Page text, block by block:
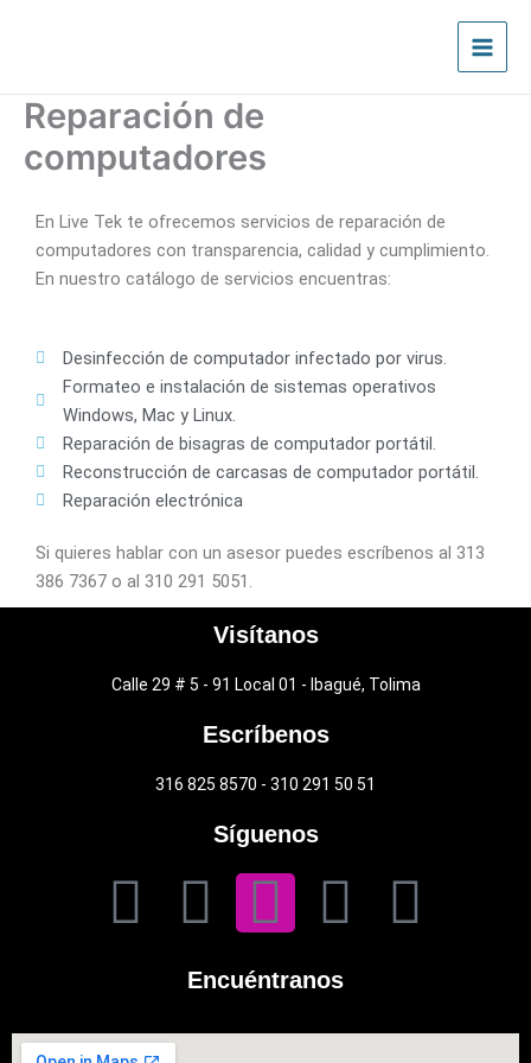
Reparación de
computadores
En Live Tek te ofrecemos servicios de reparación de
computadores con transparencia, calidad y cumplimiento.
En nuestro catálogo de servicios encuentras:
Desinfección de computador infectado por virus.
Formateo e instalación de sistemas operativos
Windows, Mac y Linux.
Reparación de bisagras de computador portátil.
Reconstrucción de carcasas de computador portátil.
Reparación electrónica
Si quieres hablar con un asesor puedes escríbenos al 313
386 7367 o al 310 291 5051.
Visítanos
Calle 29 # 5 - 91 Local 01 - Ibagué, Tolima
Escríbenos
316 825 8570 - 310 291 50 51
Síguenos
F
c
T
w
i
I
n
s
L
i
n
Y
u
Encuéntranos